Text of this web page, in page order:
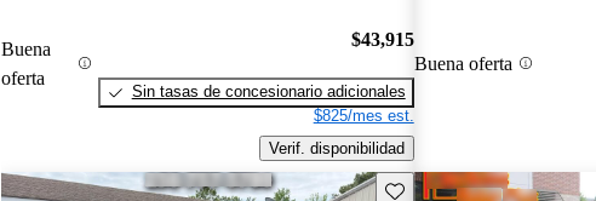
Buena
oferta
$43,915
Sin tasas de concesionario adicionales
$825/mes est.
Verif. disponibilidad
Buena oferta
Guarda este Aviso